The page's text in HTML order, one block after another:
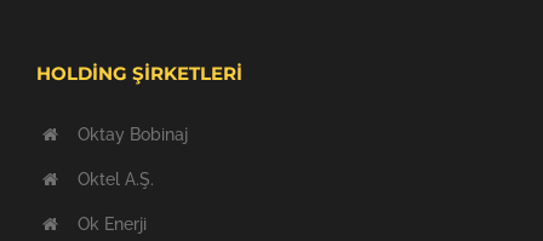
HOLDİNG ŞİRKETLERİ
Oktay Bobinaj
Oktel A.Ş.
Ok Enerji